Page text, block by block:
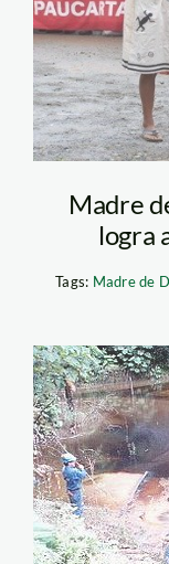
Madre
logra
Tags: Madre de